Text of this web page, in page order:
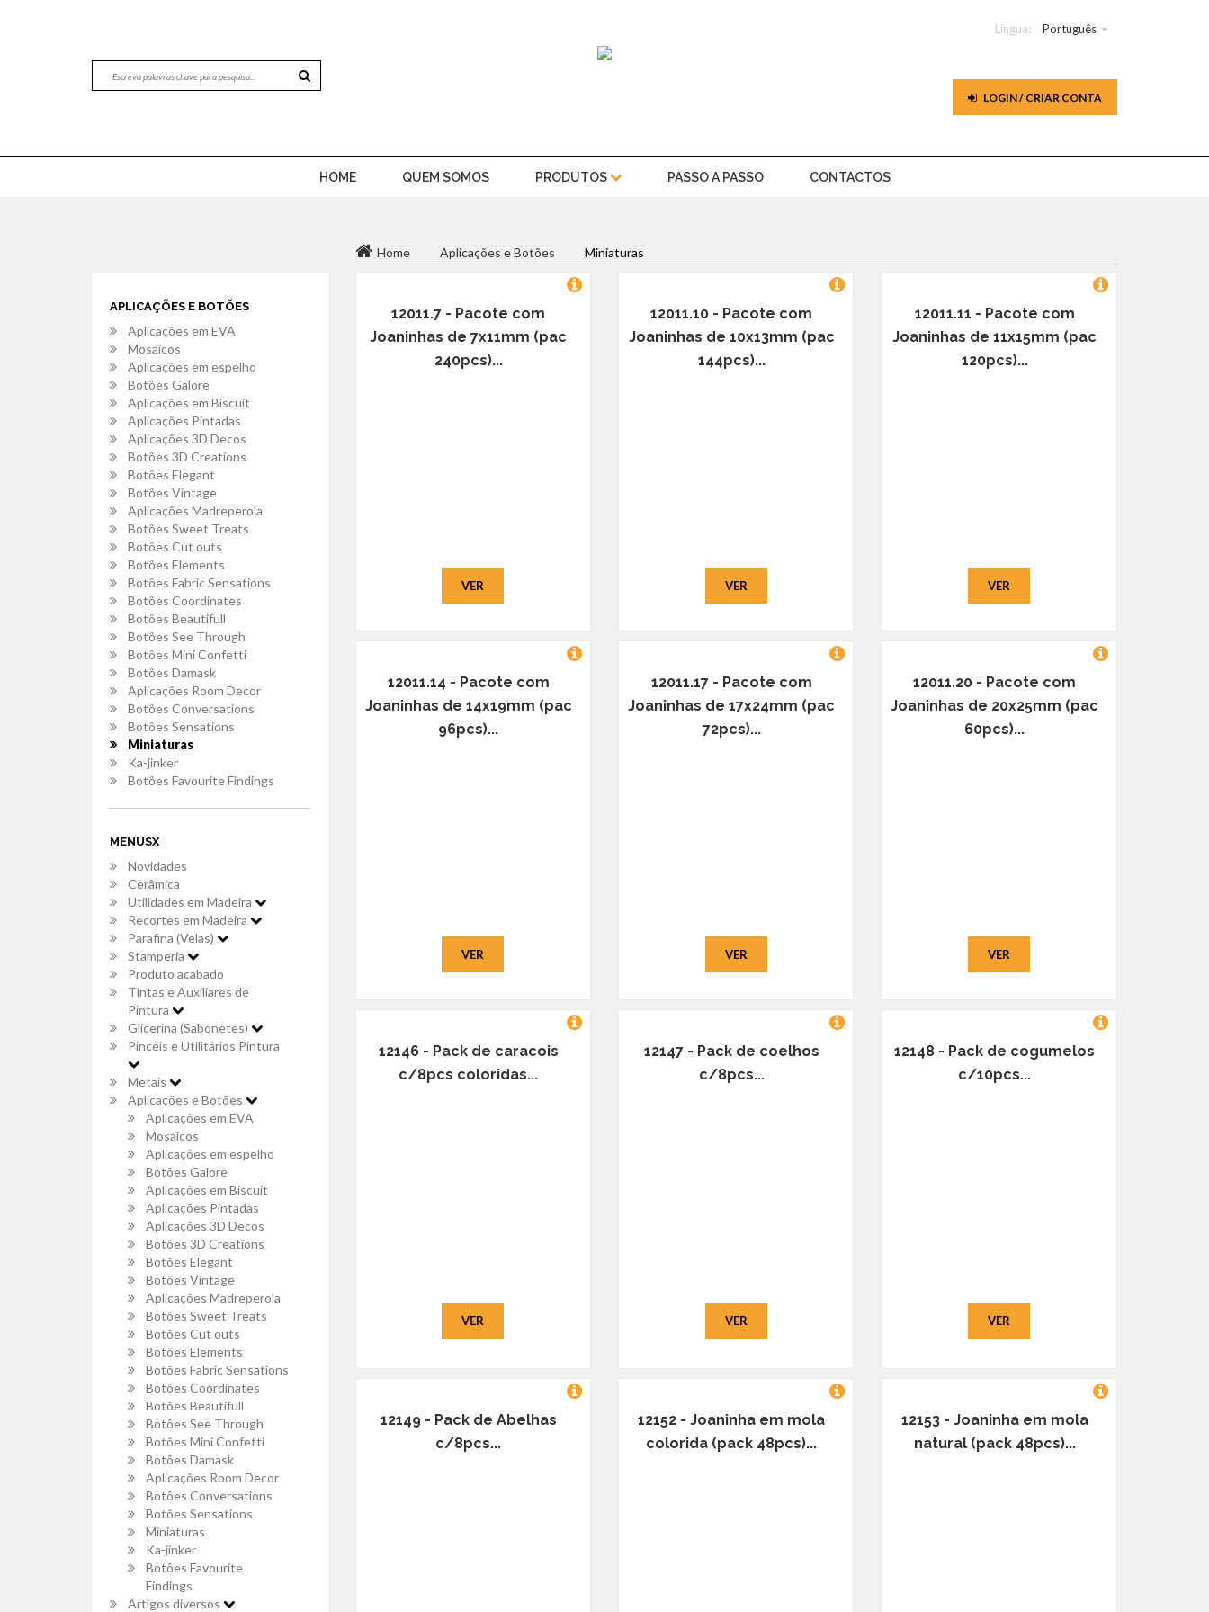
Língua: Português
LOGIN / CRIAR CONTA
HOME QUEM SOMOS PRODUTOS PASSO A PASSO CONTACTOS
APLICAÇÕES E BOTÕES
Aplicações em EVA
Mosaicos
Aplicações em espelho
Botões Galore
Aplicações em Biscuit
Aplicações Pintadas
Aplicações 3D Decos
Botões 3D Creations
Botões Elegant
Botões Vintage
Aplicações Madreperola
Botões Sweet Treats
Botões Cut outs
Botões Elements
Botões Fabric Sensations
Botões Coordinates
Botões Beautifull
Botões See Through
Botões Mini Confetti
Botões Damask
Aplicações Room Decor
Botões Conversations
Botões Sensations
Miniaturas
Ka-jinker
Botões Favourite Findings
MENUSX
Novidades
Cerâmica
Utilidades em Madeira
Recortes em Madeira
Parafina (Velas)
Stamperia
Produto acabado
Tintas e Auxiliares de
Pintura
Glicerina (Sabonetes)
Pincéis e Utilitários Pintura
Metais
Aplicações e Botões
Aplicações em EVA
Mosaicos
Aplicações em espelho
Botões Galore
Aplicações em Biscuit
Aplicações Pintadas
Aplicações 3D Decos
Botões 3D Creations
Botões Elegant
Botões Vintage
Aplicações Madreperola
Botões Sweet Treats
Botões Cut outs
Botões Elements
Botões Fabric Sensations
Botões Coordinates
Botões Beautifull
Botões See Through
Botões Mini Confetti
Botões Damask
Aplicações Room Decor
Botões Conversations
Botões Sensations
Miniaturas
Ka-jinker
Botões Favourite
Findings
Artigos diversos
Home Aplicações e Botões Miniaturas
12011.7 - Pacote com
Joaninhas de 7x11mm (pac
240pcs)...
VER
12011.10 - Pacote com
Joaninhas de 10x13mm (pac
144pcs)...
VER
12011.11 - Pacote com
Joaninhas de 11x15mm (pac
120pcs)...
VER
12011.14 - Pacote com
Joaninhas de 14x19mm (pac
96pcs)...
VER
12011.17 - Pacote com
Joaninhas de 17x24mm (pac
72pcs)...
VER
12011.20 - Pacote com
Joaninhas de 20x25mm (pac
60pcs)...
VER
12146 - Pack de caracois
c/8pcs coloridas...
VER
12147 - Pack de coelhos
c/8pcs...
VER
12148 - Pack de cogumelos
c/10pcs...
VER
12149 - Pack de Abelhas
c/8pcs...
12152 - Joaninha em mola
colorida (pack 48pcs)...
12153 - Joaninha em mola
natural (pack 48pcs)...